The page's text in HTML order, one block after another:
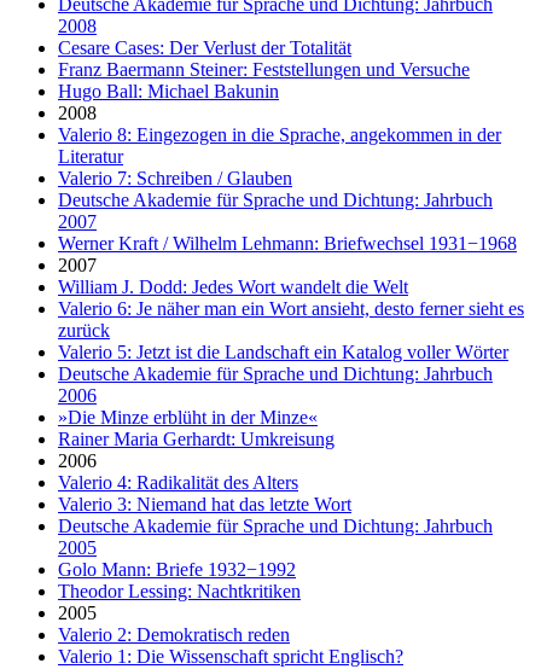
2008
Cesare Cases: Der Verlust der Totalität
Franz Baermann Steiner: Feststellungen und Versuche
Hugo Ball: Michael Bakunin
2008
Valerio 8: Eingezogen in die Sprache, angekommen in der
Literatur
Valerio 7: Schreiben / Glauben
Deutsche Akademie für Sprache und Dichtung: Jahrbuch
2007
Werner Kraft / Wilhelm Lehmann: Briefwechsel 1931−1968
2007
William J. Dodd: Jedes Wort wandelt die Welt
Valerio 6: Je näher man ein Wort ansieht, desto ferner sieht es
zurück
Valerio 5: Jetzt ist die Landschaft ein Katalog voller Wörter
Deutsche Akademie für Sprache und Dichtung: Jahrbuch
2006
»Die Minze erblüht in der Minze«
Rainer Maria Gerhardt: Umkreisung
2006
Valerio 4: Radikalität des Alters
Valerio 3: Niemand hat das letzte Wort
Deutsche Akademie für Sprache und Dichtung: Jahrbuch
2005
Golo Mann: Briefe 1932−1992
Theodor Lessing: Nachtkritiken
2005
Valerio 2: Demokratisch reden
Valerio 1: Die Wissenschaft spricht Englisch?